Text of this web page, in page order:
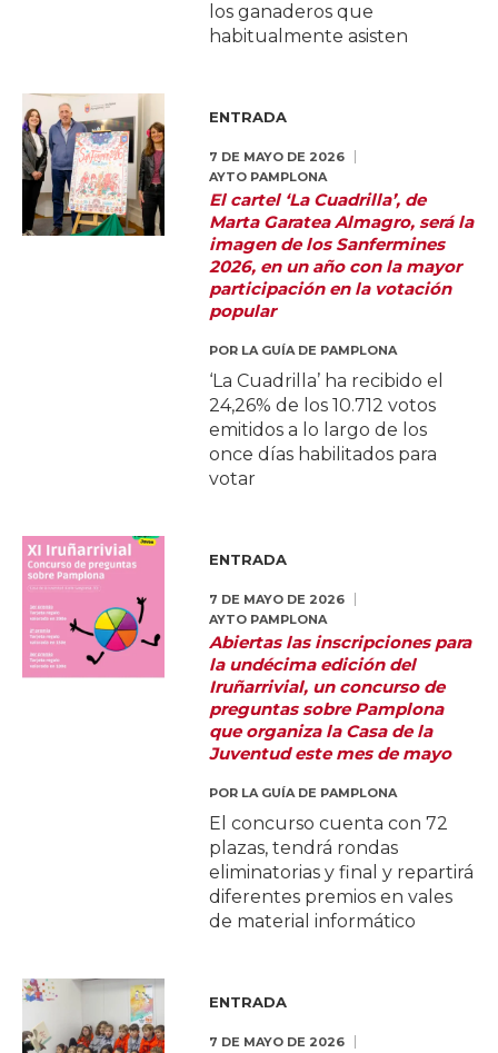
los ganaderos que
habitualmente asisten
ENTRADA
7 DE MAYO DE 2026
AYTO PAMPLONA
El cartel ‘La Cuadrilla’, de
Marta Garatea Almagro, será la
imagen de los Sanfermines
2026, en un año con la mayor
participación en la votación
popular
POR LA GUÍA DE PAMPLONA
‘La Cuadrilla’ ha recibido el
24,26% de los 10.712 votos
emitidos a lo largo de los
once días habilitados para
votar
ENTRADA
7 DE MAYO DE 2026
AYTO PAMPLONA
Abiertas las inscripciones para
la undécima edición del
Iruñarrivial, un concurso de
preguntas sobre Pamplona
que organiza la Casa de la
Juventud este mes de mayo
POR LA GUÍA DE PAMPLONA
El concurso cuenta con 72
plazas, tendrá rondas
eliminatorias y final y repartirá
diferentes premios en vales
de material informático
ENTRADA
7 DE MAYO DE 2026